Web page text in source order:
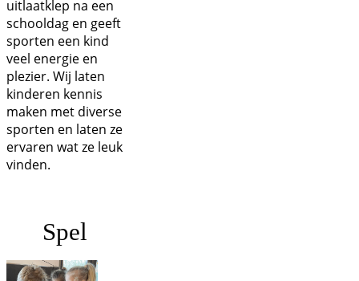
uitlaatklep na een
schooldag en geeft
sporten een kind
veel energie en
plezier. Wij laten
kinderen kennis
maken met diverse
sporten en laten ze
ervaren wat ze leuk
vinden.
Spel